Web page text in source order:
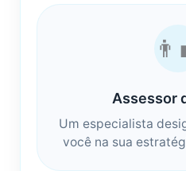
Assessor
Um especialista
você na sua